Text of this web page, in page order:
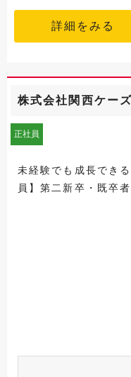
詳細をみる
株式会社関西ケー
正社員
未経験でも成長でき
員】第二新卒・既卒